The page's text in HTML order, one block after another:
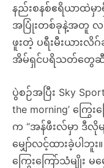
နည်းစနစ်ဧရိယာထဲမှ
အပြုံးတစ်ခုနဲ့အတူ လက်
ဖူးတဲ့ ပရီးမီးယားလိ
အိမ်ရှင်ပရိသတ်တွေဆီ
ပွဲစဉ်အပြီး Sky
the morning’ က
က “အန်ဖီးလ်မှာ ဒီလို
မျှော်လင့်ထားခဲ့ပါ
ကြွေးကြော်သံမျိုး မ